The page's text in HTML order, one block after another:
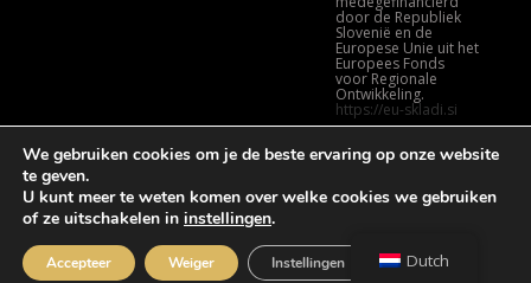
door de Republiek
Slovenië en de
Europese Unie uit het
Europees Fonds
voor Regionale
Ontwikkeling.
https://eu-skladi.si
© Alle rechten voorbehouden. MLM Engineering.
Dutch
We gebruiken cookies om je de beste ervaring op onze website
te geven.
U kunt meer te weten komen over welke cookies we gebruiken
of ze uitschakelen in instellingen.
Accepteer Weiger Instellingen GDPR Cookie